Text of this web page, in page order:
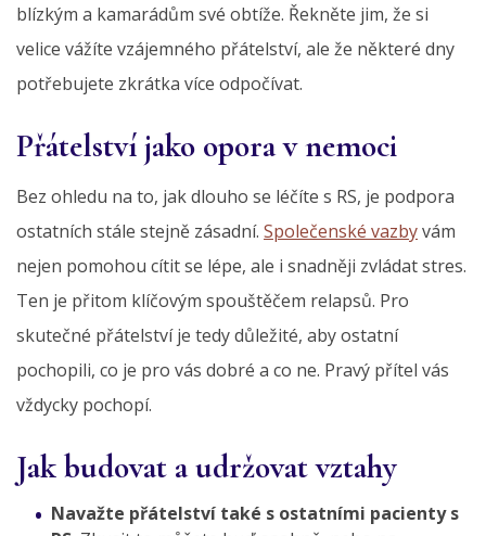
blízkým a kamarádům své obtíže. Řekněte jim, že si
velice vážíte vzájemného přátelství, ale že některé dny
potřebujete zkrátka více odpočívat.
Přátelství jako opora v nemoci
Bez ohledu na to, jak dlouho se léčíte s RS, je podpora
ostatních stále stejně zásadní. Společenské vazbyvám
nejen pomohou cítit se lépe, ale i snadněji zvládat stres.
Ten je přitom klíčovým spouštěčem relapsů. Pro
skutečné přátelství je tedy důležité, aby ostatní
pochopili, co je pro vás dobré a co ne. Pravý přítel vás
vždycky pochopí.
Jak budovat a udržovat vztahy
Navažte přátelství také s ostatními pacienty s